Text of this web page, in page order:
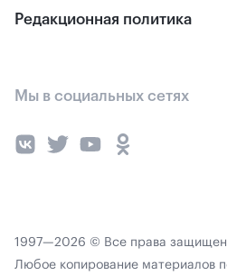
Редакционная политика
Мы в социальных сетях
1997—2026 © Все права
Любое копирование материалов